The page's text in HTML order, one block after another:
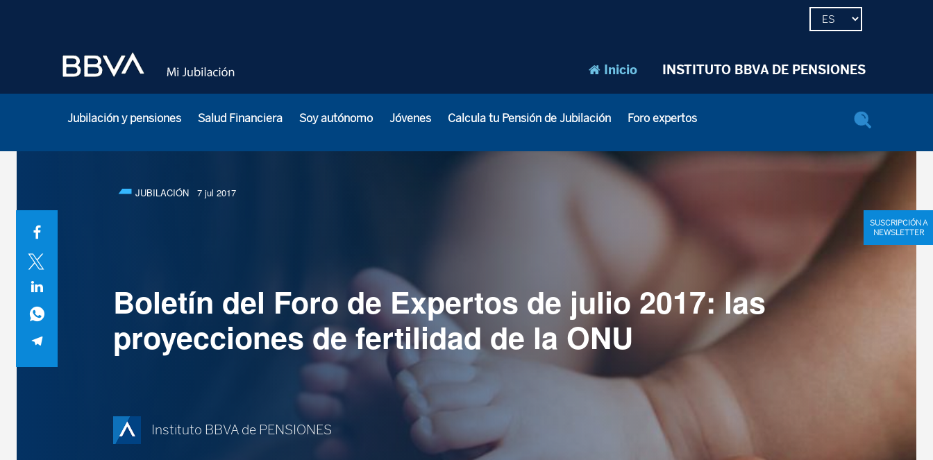
Inicio INSTITUTO BBVA DE PENSIONES
Jubilación y pensiones Salud Financiera Soy autónomo Jóvenes Calcula tu Pensión de Jubilación Foro expertos
JUBILACIÓN7 jul 2017
Boletín del Foro de Expertos de julio 2017: las
proyecciones de fertilidad de la ONU
Instituto BBVA de PENSIONES
SUSCRIPCIÓN A
NEWSLETTER